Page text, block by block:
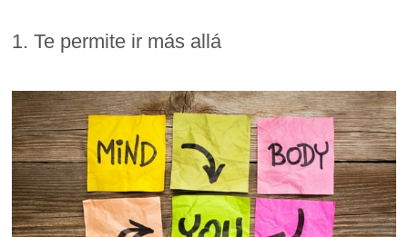
1. Te permite ir más allá